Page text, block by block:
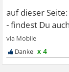
x 4